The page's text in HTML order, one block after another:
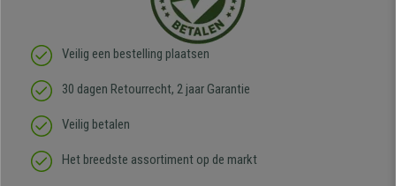
Veilig een bestelling plaatsen
30 dagen Retourrecht, 2 jaar Garantie
Veilig betalen
Het breedste assortiment op de markt